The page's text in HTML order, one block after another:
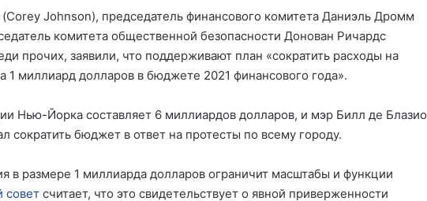
Johnson), председатель финансового комитета Даниэль Дромм
комитета общественной безопасности Донован Ричардс
прочих, заявили, что поддерживают план «сократить расходы на
миллиард долларов в бюджете 2021 финансового года».
Нью-Йорка составляет 6 миллиардов долларов, и мэр Билл де Блазио
сократить бюджет в ответ на протесты по всему городу.
в размере 1 миллиарда долларов ограничит масштабы и функции
совет считает, что это свидетельствует о явной приверженности